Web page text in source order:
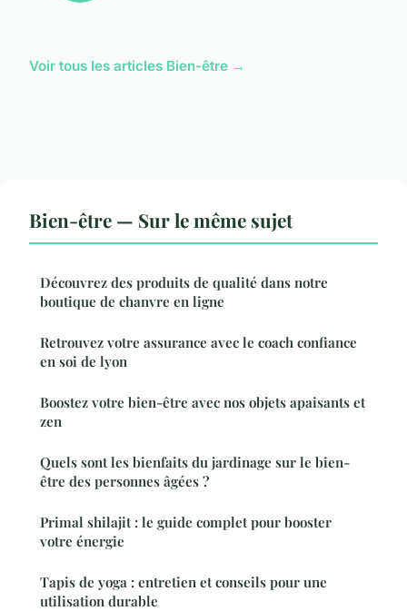
Voir tous les articles Bien-être →
Bien-être — Sur le même sujet
Découvrez des produits de qualité dans notre
boutique de chanvre en ligne
Retrouvez votre assurance avec le coach confiance
en soi de lyon
Boostez votre bien-être avec nos objets apaisants et
zen
Quels sont les bienfaits du jardinage sur le bien-
être des personnes âgées ?
Primal shilajit : le guide complet pour booster
votre énergie
Tapis de yoga : entretien et conseils pour une
utilisation durable